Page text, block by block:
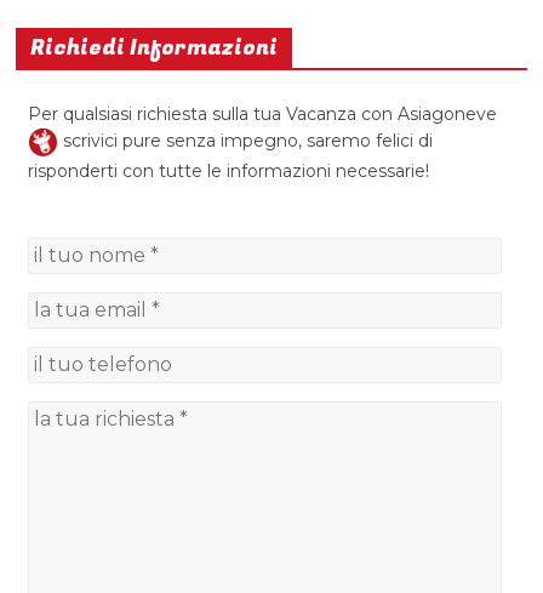
Richiedi Informazioni
Per qualsiasi richiesta sulla tua Vacanza con Asiagoneve
scrivici pure senza impegno, saremo felici di
risponderti con tutte le informazioni necessarie!